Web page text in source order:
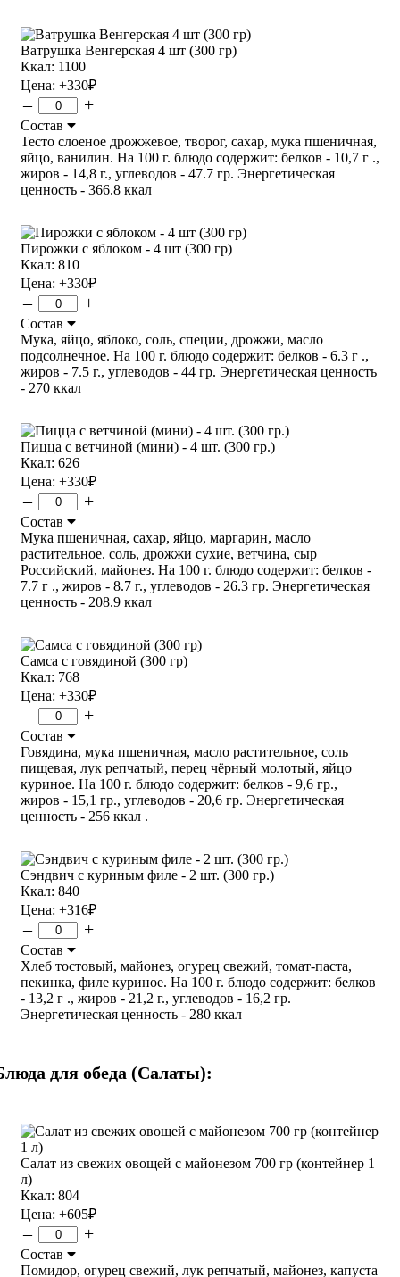
Ватрушка Венгерская 4 шт (300 гр)
Ккал: 1100
Цена: +330₽
– +
Состав
Тесто слоеное дрожжевое, творог, сахар, мука пшеничная,
яйцо, ванилин. На 100 г. блюдо содержит: белков - 10,7 г .,
жиров - 14,8 г., углеводов - 47.7 гр. Энергетическая
ценность - 366.8 ккал
Пирожки с яблоком - 4 шт (300 гр)
Ккал: 810
Цена: +330₽
– +
Состав
Мука, яйцо, яблоко, соль, специи, дрожжи, масло
подсолнечное. На 100 г. блюдо содержит: белков - 6.3 г .,
жиров - 7.5 г., углеводов - 44 гр. Энергетическая ценность
- 270 ккал
Пицца с ветчиной (мини) - 4 шт. (300 гр.)
Ккал: 626
Цена: +330₽
– +
Состав
Мука пшеничная, сахар, яйцо, маргарин, масло
растительное. соль, дрожжи сухие, ветчина, сыр
Российский, майонез. На 100 г. блюдо содержит: белков -
7.7 г ., жиров - 8.7 г., углеводов - 26.3 гр. Энергетическая
ценность - 208.9 ккал
Самса с говядиной (300 гр)
Ккал: 768
Цена: +330₽
– +
Состав
Говядина, мука пшеничная, масло растительное, соль
пищевая, лук репчатый, перец чёрный молотый, яйцо
куриное. На 100 г. блюдо содержит: белков - 9,6 гр.,
жиров - 15,1 гр., углеводов - 20,6 гр. Энергетическая
ценность - 256 ккал .
Сэндвич с куриным филе - 2 шт. (300 гр.)
Ккал: 840
Цена: +316₽
– +
Состав
Хлеб тостовый, майонез, огурец свежий, томат-паста,
пекинка, филе куриное. На 100 г. блюдо содержит: белков
- 13,2 г ., жиров - 21,2 г., углеводов - 16,2 гр.
Энергетическая ценность - 280 ккал
для обеда (Салаты):
Салат из свежих овощей с майонезом 700 гр (контейнер 1
л)
Ккал: 804
Цена: +605₽
– +
Состав
Помидор, огурец свежий, лук репчатый, майонез, капуста